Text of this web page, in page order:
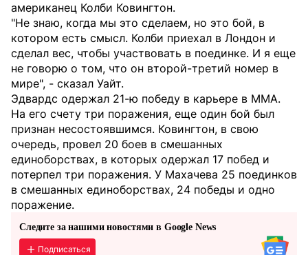
американец Колби Ковингтон.
"Не знаю, когда мы это сделаем, но это бой, в
котором есть смысл. Колби приехал в Лондон и
сделал вес, чтобы участвовать в поединке. И я еще
не говорю о том, что он второй-третий номер в
мире", - сказал Уайт.
Эдвардс одержал 21-ю победу в карьере в MMA.
На его счету три поражения, еще один бой был
признан несостоявшимся. Ковингтон, в свою
очередь, провел 20 боев в смешанных
единоборствах, в которых одержал 17 побед и
потерпел три поражения. У Махачева 25 поединков
в смешанных единоборствах, 24 победы и одно
поражение.
Следите за нашими новостями в Google News
Подписаться